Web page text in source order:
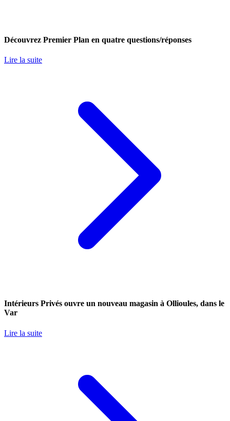
Découvrez Premier Plan en quatre questions/réponses
Lire la suite
Intérieurs Privés ouvre un nouveau magasin à Ollioules, dans le
Var
Lire la suite